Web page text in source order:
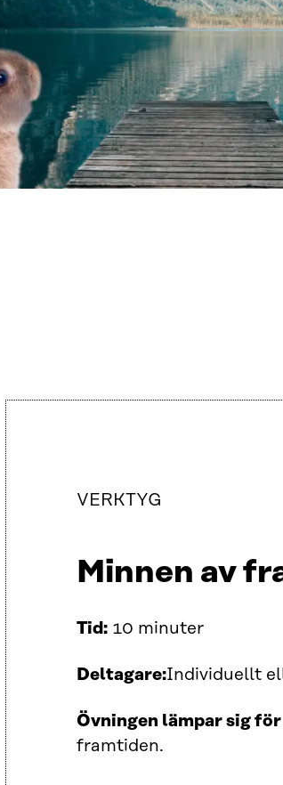
VERKTYG
Minnen av
Tid: 10 minuter
Deltagare:Individuellt
Övningen lämpar sig
framtiden.